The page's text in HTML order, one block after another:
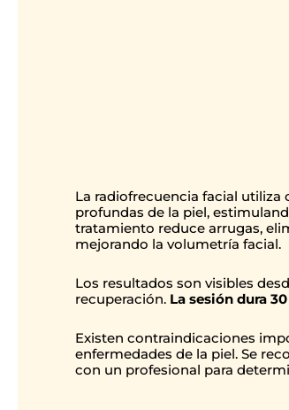
La radiofrecuencia facial utiliza
profundas de la piel,
tratamiento reduce arrugas,
mejorando la volumetría facial.
Los resultados son visibles
recuperación. La sesión dura
Existen contraindicaciones
enfermedades de la piel. Se
con un profesional para